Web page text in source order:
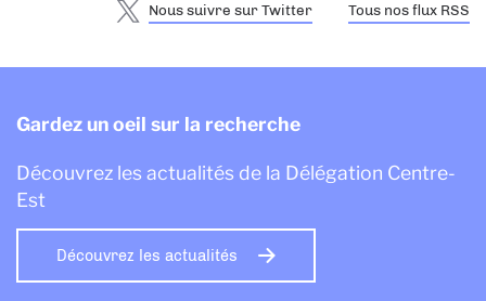
Nous suivre sur Twitter Tous nos flux RSS
Gardez un oeil sur la recherche
Découvrez les actualités de la Délégation Centre-
Est
Découvrez les actualités